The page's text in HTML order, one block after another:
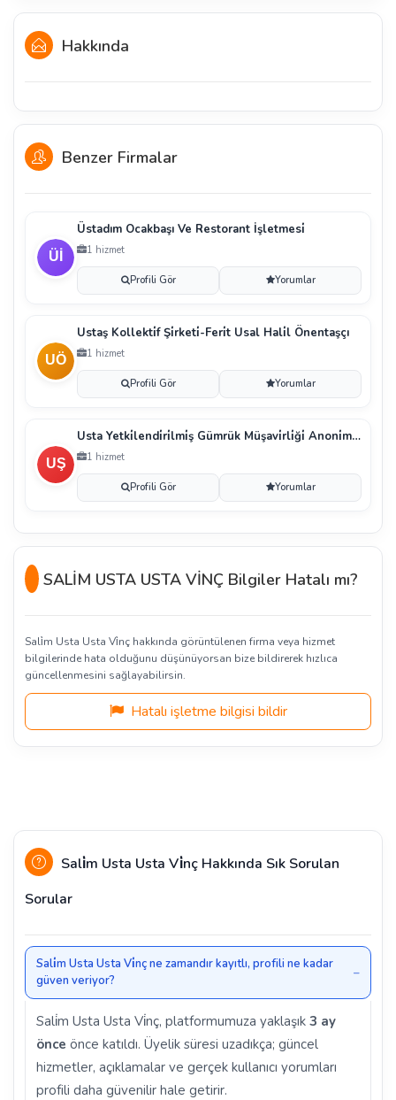
Hakkında
Benzer Firmalar
Üstadım Ocakbaşı Ve Restorant İşletmesi̇
1 hizmet
Profili Gör Yorumlar
Ustaş Kollekti̇f Şi̇rketi̇-Feri̇t Usal Hali̇l Önentaşçı
1 hizmet
Profili Gör Yorumlar
Usta Yetki̇lendi̇ri̇lmi̇ş Gümrük Müşavi̇rli̇ği̇ Anoni̇m Şi̇
1 hizmet
Profili Gör Yorumlar
SALİM USTA USTA VİNÇ Bilgiler Hatalı mı?
Sali̇m Usta Usta Vi̇nç hakkında görüntülenen firma veya hizmet
bilgilerinde hata olduğunu düşünüyorsan bize bildirerek hızlıca
güncellenmesini sağlayabilirsin.
Hatalı işletme bilgisi bildir
Sali̇m Usta Usta Vi̇nç Hakkında Sık Sorulan
Sorular
Sali̇m Usta Usta Vi̇nç ne zamandır kayıtlı, profili ne kadar
güven veriyor?
Sali̇m Usta Usta Vi̇nç, platformumuza yaklaşık 3 ay
önce önce katıldı. Üyelik süresi uzadıkça; güncel
hizmetler, açıklamalar ve gerçek kullanıcı yorumları
profili daha güvenilir hale getirir.